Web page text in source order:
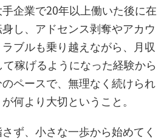
企業で20年以上働いた後に在
し、アドセンス剥奪やアカウ
ブルも乗り越えながら、月収
稼げるようになった経験から
ペースで、無理なく続けられ
何より大切ということ。
ず、小さな一歩から始めてく